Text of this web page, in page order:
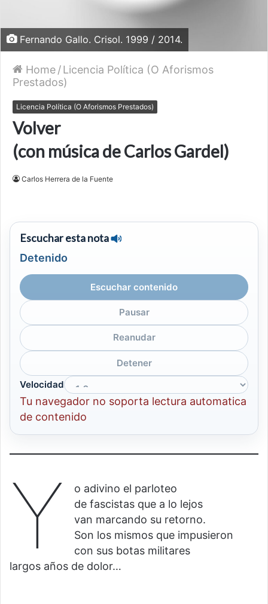
Fernando Gallo. Crisol. 1999 / 2014.
Home/Licencia Política (O Aforismos
Prestados)
Licencia Política (O Aforismos Prestados)
Volver
(con música de Carlos Gardel)
Carlos Herrera de la Fuente
Escuchar esta nota
Detenido
Escuchar contenido
Pausar
Reanudar
Detener
Velocidad
Tu navegador no soporta lectura automatica
de contenido
Y
o adivino el parloteo
de fascistas que a lo lejos
van marcando su retorno.
Son los mismos que impusieron
con sus botas militares
largos años de dolor…